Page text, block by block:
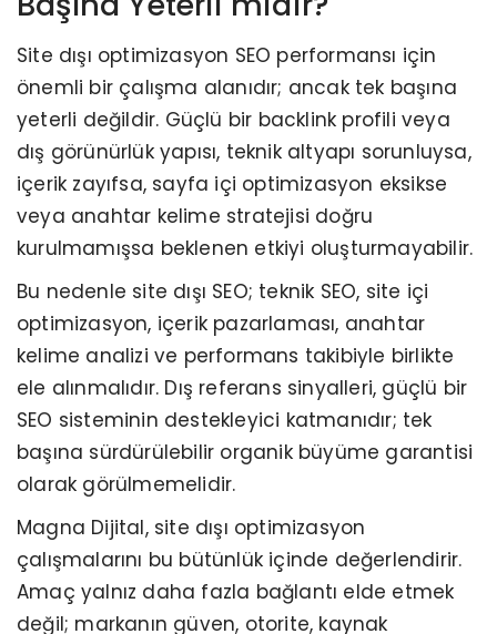
Site dışı optimizasyon SEO performansı için
önemli bir çalışma alanıdır; ancak tek başına
yeterli değildir. Güçlü bir backlink profili veya
dış görünürlük yapısı, teknik altyapı sorunluysa,
içerik zayıfsa, sayfa içi optimizasyon eksikse
veya anahtar kelime stratejisi doğru
kurulmamışsa beklenen etkiyi oluşturmayabilir.
Bu nedenle site dışı SEO; teknik SEO, site içi
optimizasyon, içerik pazarlaması, anahtar
kelime analizi ve performans takibiyle birlikte
ele alınmalıdır. Dış referans sinyalleri, güçlü bir
SEO sisteminin destekleyici katmanıdır; tek
başına sürdürülebilir organik büyüme garantisi
olarak görülmemelidir.
Magna Dijital, site dışı optimizasyon
çalışmalarını bu bütünlük içinde değerlendirir.
Amaç yalnız daha fazla bağlantı elde etmek
değil; markanın güven, otorite, kaynak